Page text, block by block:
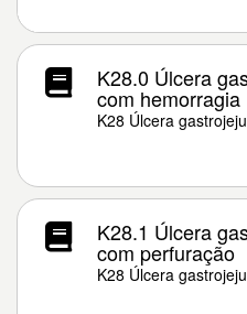
K28.0 Úlcera
com hemorragia
K28 Úlcera
K28.1 Úlcera
com perfuração
K28 Úlcera